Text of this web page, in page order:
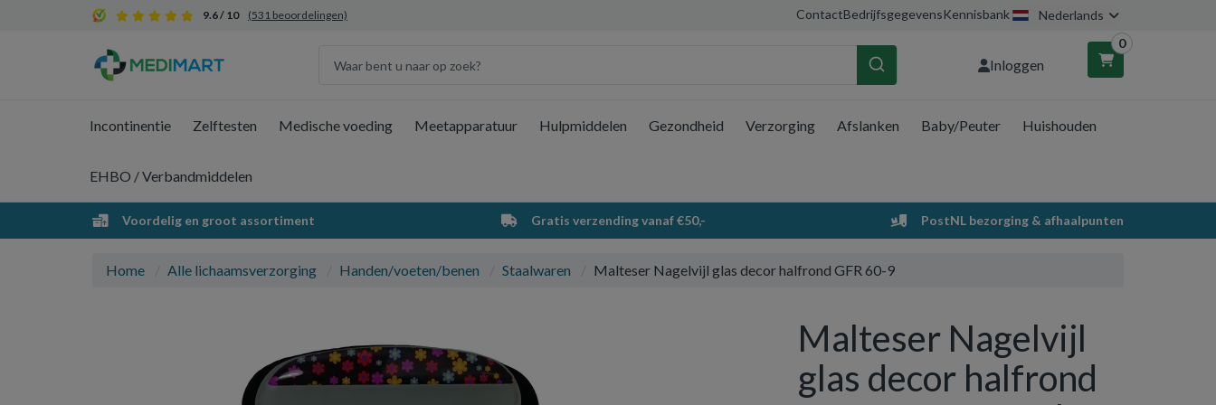
9.6 / 10 (531 beoordelingen) ContactBedrijfsgegevensKennisbank Nederlands
Inloggen
0
Winkelwagen
Uw winkelwagen is leeg.
Vul hem met producten.
Incontinentie Zelftesten Medische voeding Meetapparatuur Hulpmiddelen Gezondheid Verzorging Afslanken Baby/Peuter Huishouden
EHBO / Verbandmiddelen
Voordelig en groot assortiment Gratis verzending vanaf €50,- PostNL bezorging & afhaalpunten
Home Alle lichaamsverzorging Handen/voeten/benen Staalwaren Malteser Nagelvijl glas decor halfrond GFR 60-9
Malteser Nagelvijl
glas decor halfrond